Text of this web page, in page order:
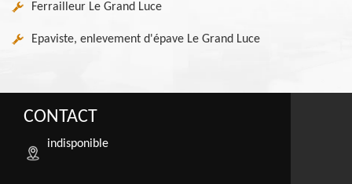
Ferrailleur Le Grand Luce
Epaviste, enlevement d'épave Le Grand Luce
CONTACT
indisponible